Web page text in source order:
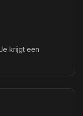
krijgt een